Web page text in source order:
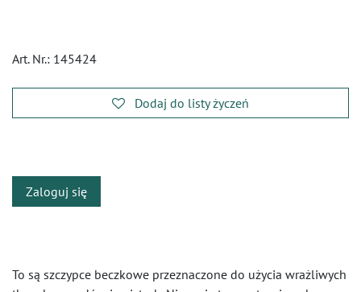
Art. Nr.: 145424
Dodaj do listy życzeń
Zaloguj się
To są szczypce beczkowe przeznaczone do użycia wrażliwych